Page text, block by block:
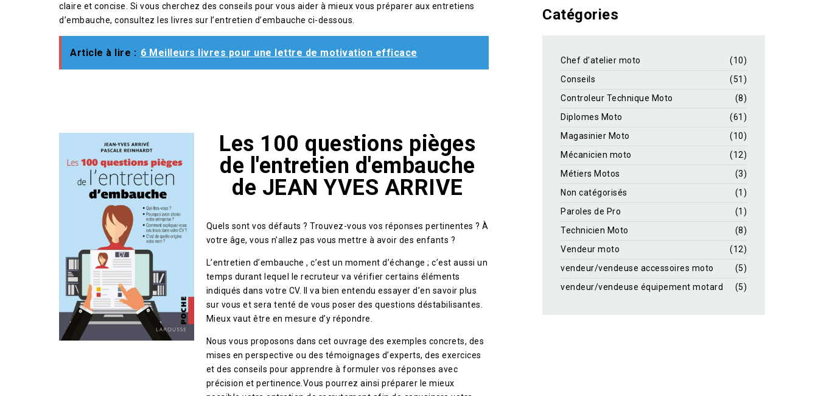
Catégories
Chef d'atelier moto
(10)
Conseils
(51)
Controleur Technique Moto
(8)
Diplomes Moto
(61)
Magasinier Moto
(10)
Mécanicien moto
(12)
Métiers Motos
(3)
Non catégorisés
(1)
Paroles de Pro
(1)
Technicien Moto
(8)
Vendeur moto
(12)
vendeur/vendeuse accessoires moto
(5)
vendeur/vendeuse équipement motard
(5)
claire et concise. Si vous cherchez des conseils pour vous aider à mieux vous préparer aux entretiens
d’embauche, consultez les livres sur l’entretien d’embauche ci-dessous.
Article à lire : 6 Meilleurs livres pour une lettre de motivation efficace
Les 100 questions pièges
de l'entretien d'embauche
de JEAN YVES ARRIVE
Quels sont vos défauts ?Trouvez-vous vos réponses pertinentes ?À
votre âge, vous n’allez pas vous mettre à avoir des enfants ?
L’entretien d’embauche , c’est un moment d’échange ; c’est aussi un
temps durant lequel le recruteur va vérifier certains éléments
indiqués dans votre CV. Il va bien entendu essayer d’en savoir plus
sur vous et sera tenté de vous poser des questions déstabilisantes.
Mieux vaut être en mesure d’y répondre.
Nous vous proposons dans cet ouvrage des exemples concrets, des
mises en perspective ou des témoignages d’experts, des exercices
et des conseils pour apprendre à formuler vos réponses avec
précision et pertinence. Vous pourrez ainsi préparer le mieux